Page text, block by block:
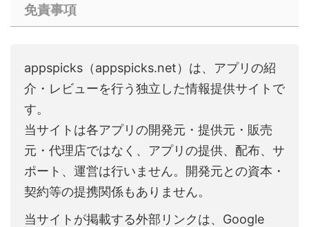
免責事項
appspicks（appspicks.net）は、アプリの紹
介・レビューを行う独立した情報提供サイトで
す。
当サイトは各アプリの開発元・提供元・販売
元・代理店ではなく、アプリの提供、配布、サ
ポート、運営は行いません。開発元との資本・
契約等の提携関係もありません。
当サイトが掲載する外部リンクは、Google